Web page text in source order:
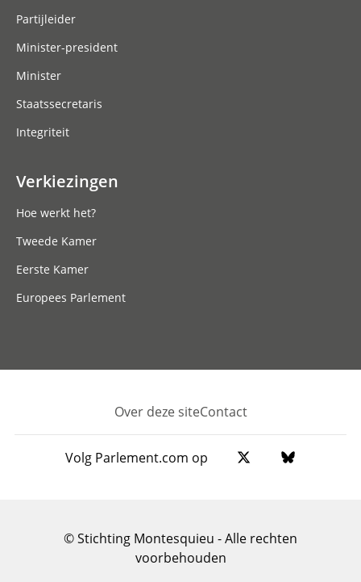
Partijleider
Minister-president
Minister
Staatssecretaris
Integriteit
Verkiezingen
Hoe werkt het?
Tweede Kamer
Eerste Kamer
Europees Parlement
Footer
Over deze siteContact
Volg Parlement.com op
© Stichting Montesquieu - Alle rechten
voorbehouden